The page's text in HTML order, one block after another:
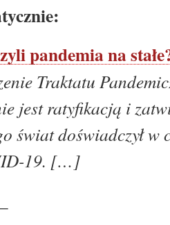
pandemia na
Traktatu
jest ratyfikacją i
świat doświadczył
19. […]